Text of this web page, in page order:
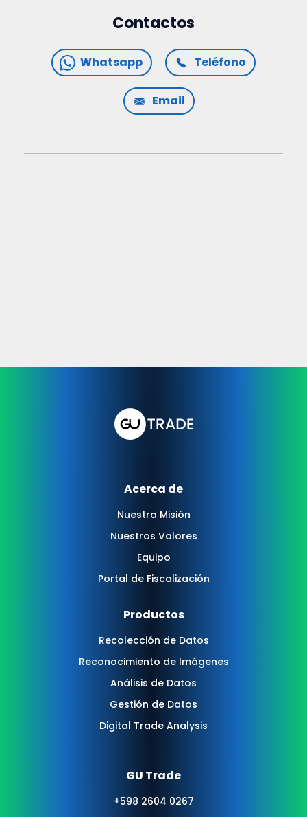
Contactos
Whatsapp Teléfono
Email
Acerca de
Nuestra Misión
Nuestros Valores
Equipo
Portal de Fiscalización
Productos
Recolección de Datos
Reconocimiento de Imágenes
Análisis de Datos
Gestión de Datos
Digital Trade Analysis
GU Trade
+598 2604 0267